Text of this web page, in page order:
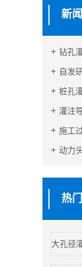
新
钻孔灌
自发
桩孔灌注
灌注导
施工过程
动力
热